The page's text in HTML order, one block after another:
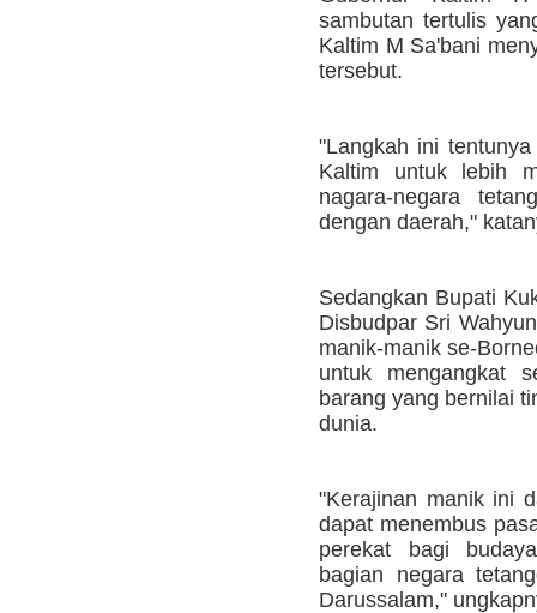
sambutan tertulis
Kaltim M Sa'bani
tersebut.
"Langkah ini
Kaltim untuk lebih
nagara-negara
dengan daerah,"
Sedangkan Bupati
Disbudpar Sri
manik-manik se-
untuk mengangkat
barang yang bernilai
dunia.
"Kerajinan manik ini
dapat menembus
perekat bagi
bagian negara
Darussalam,"